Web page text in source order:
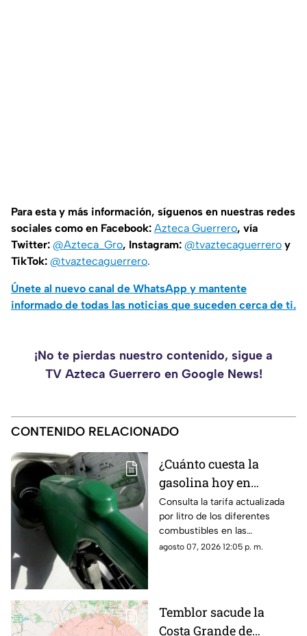
Para esta y más información, síguenos en nuestras redes
sociales como en Facebook: Azteca Guerrero, vía
Twitter: @Azteca_Gro, Instagram: @tvaztecaguerrero y
TikTok: @tvaztecaguerrero.
Únete al nuevo canal de WhatsApp y mantente
informado de todas las noticias que suceden cerca de ti.
¡No te pierdas nuestro contenido, sigue a
TV Azteca Guerrero en Google News!
CONTENIDO RELACIONADO
¿Cuánto cuesta la
gasolina hoy en
Guerrero? Revisa los
precios
Consulta la tarifa actualizada
por litro de los diferentes
combustibles en las
gasolinerías del estado durante
agosto 07, 2026 12:05 p. m.
Temblor sacude la
Costa Grande de